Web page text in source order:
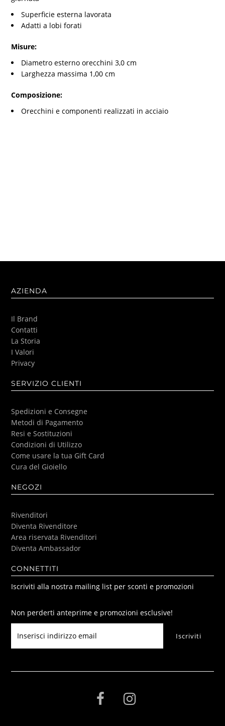
Superficie esterna lavorata
Adatti a lobi forati
Misure:
Diametro esterno orecchini 3,0 cm
Larghezza massima 1,00 cm
Composizione:
Orecchini e componenti realizzati in acciaio
AZIENDA
Il Brand
Contatti
La Storia
I Valori
Privacy
SERVIZIO CLIENTI
Spedizioni e Consegne
Metodi di Pagamento
Resi e Sostituzioni
Condizioni di Utilizzo
Come usare la tua Gift Card
Cura del Gioiello
NEGOZI
Rivenditori
Diventa Rivenditore
Area riservata Rivenditori
Diventa Ambassador
CONNETTITI
Iscriviti alla nostra mailing list per sconti e promozioni
Non perderti anteprime e promozioni esclusive!